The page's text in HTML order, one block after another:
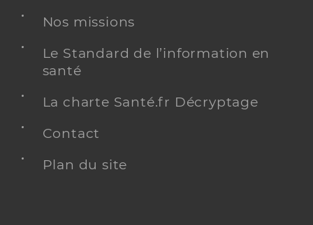
Nos missions
Le Standard de l’information en
santé
La charte Santé.fr Décryptage
Contact
Plan du site